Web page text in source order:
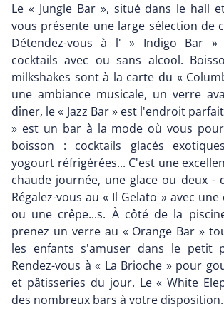
Le « Jungle Bar », situé dans le hall
vous présente une large sélection de
Détendez-vous à l' » Indigo Bar
cocktails avec ou sans alcool.
milkshakes sont à la carte du «
une ambiance musicale, un verre
dîner, le « Jazz Bar » est l'endroit
» est un bar à la mode où vous
boisson : cocktails glacés
yogourt réfrigérées... C'est une
chaude journée, une glace ou deux -
Régalez-vous au « Il Gelato » avec
ou une crêpe...s. À côté de la
prenez un verre au « Orange Bar »
les enfants s'amuser dans le petit
Rendez-vous à « La Brioche » pour
et pâtisseries du jour. Le « White
des nombreux bars à votre disposition.